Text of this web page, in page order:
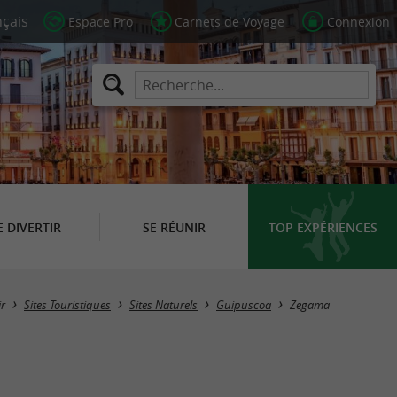
Espace Pro Carnets de Voyage Connexion
DIVERTIR SE RÉUNIR TOP EXPÉRIENCES
Masquer la carte
Sites Touristiques Sites Naturels Guipuscoa Zegama